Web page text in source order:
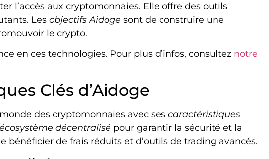
l’accès aux cryptomonnaies. Elle offre des outils
Les objectifs Aidoge sont de construire une
le crypto.
en ces technologies. Pour plus d’infos, consultez notre
Clés d’Aidoge
des cryptomonnaies avec ses caractéristiques
écosystème décentralisé pour garantir la sécurité et la
bénéficier de frais réduits et d’outils de trading avancés.